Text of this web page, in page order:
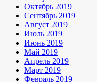
Октябрь 2019
Сентябрь 2019
Август 2019
Июль 2019
Июнь 2019
Май 2019
Апрель 2019
Март 2019
Февраль 2019